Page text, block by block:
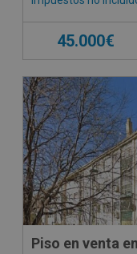
45.000€
CESIÓN DE REMATE
Piso en venta